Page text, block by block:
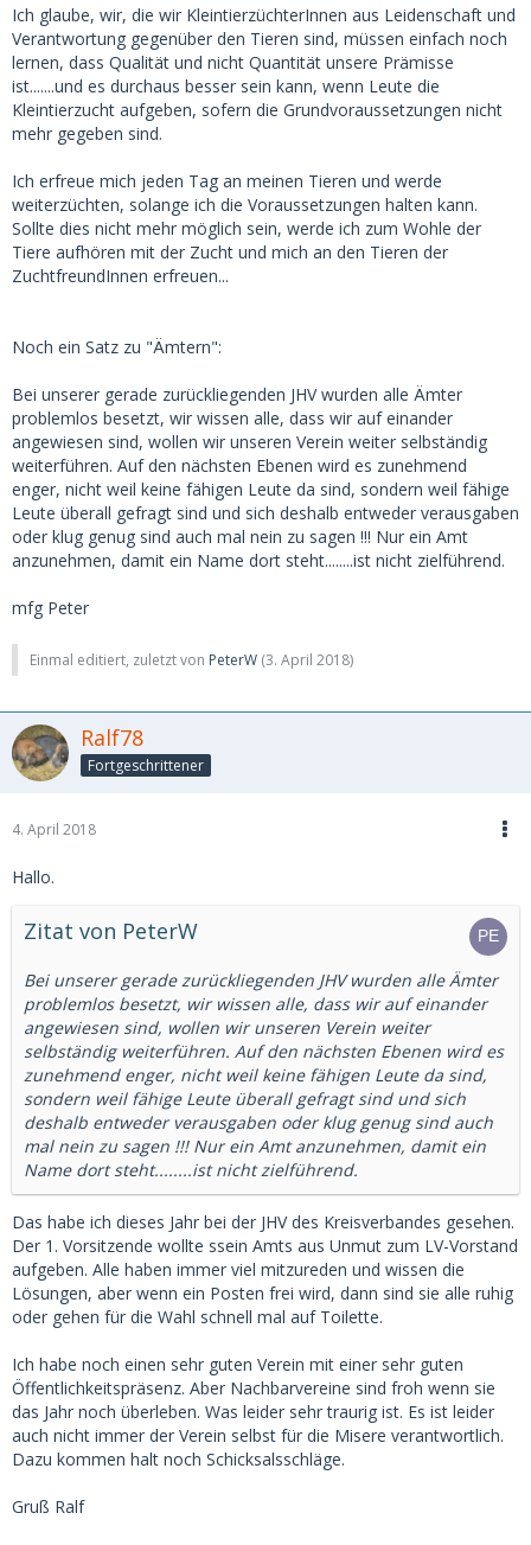
Ich glaube, wir, die wir KleintierzüchterInnen aus Leidenschaft und
Verantwortung gegenüber den Tieren sind, müssen einfach noch
lernen, dass Qualität und nicht Quantität unsere Prämisse
ist.......und es durchaus besser sein kann, wenn Leute die
Kleintierzucht aufgeben, sofern die Grundvoraussetzungen nicht
mehr gegeben sind.
Ich erfreue mich jeden Tag an meinen Tieren und werde
weiterzüchten, solange ich die Voraussetzungen halten kann.
Sollte dies nicht mehr möglich sein, werde ich zum Wohle der
Tiere aufhören mit der Zucht und mich an den Tieren der
ZuchtfreundInnen erfreuen...
Noch ein Satz zu "Ämtern":
Bei unserer gerade zurückliegenden JHV wurden alle Ämter
problemlos besetzt, wir wissen alle, dass wir auf einander
angewiesen sind, wollen wir unseren Verein weiter selbständig
weiterführen. Auf den nächsten Ebenen wird es zunehmend
enger, nicht weil keine fähigen Leute da sind, sondern weil fähige
Leute überall gefragt sind und sich deshalb entweder verausgaben
oder klug genug sind auch mal nein zu sagen !!! Nur ein Amt
anzunehmen, damit ein Name dort steht........ist nicht zielführend.
mfg Peter
Einmal editiert, zuletzt von PeterW (3. April 2018)
Ralf78
Fortgeschrittener
4. April 2018
Hallo.
Zitat von PeterW
Bei unserer gerade zurückliegenden JHV wurden alle Ämter
problemlos besetzt, wir wissen alle, dass wir auf einander
angewiesen sind, wollen wir unseren Verein weiter
selbständig weiterführen. Auf den nächsten Ebenen wird es
zunehmend enger, nicht weil keine fähigen Leute da sind,
sondern weil fähige Leute überall gefragt sind und sich
deshalb entweder verausgaben oder klug genug sind auch
mal nein zu sagen !!! Nur ein Amt anzunehmen, damit ein
Name dort steht........ist nicht zielführend.
Das habe ich dieses Jahr bei der JHV des Kreisverbandes gesehen.
Der 1. Vorsitzende wollte ssein Amts aus Unmut zum LV-Vorstand
aufgeben. Alle haben immer viel mitzureden und wissen die
Lösungen, aber wenn ein Posten frei wird, dann sind sie alle ruhig
oder gehen für die Wahl schnell mal auf Toilette.
Ich habe noch einen sehr guten Verein mit einer sehr guten
Öffentlichkeitspräsenz. Aber Nachbarvereine sind froh wenn sie
das Jahr noch überleben. Was leider sehr traurig ist. Es ist leider
auch nicht immer der Verein selbst für die Misere verantwortlich.
Dazu kommen halt noch Schicksalsschläge.
Gruß Ralf